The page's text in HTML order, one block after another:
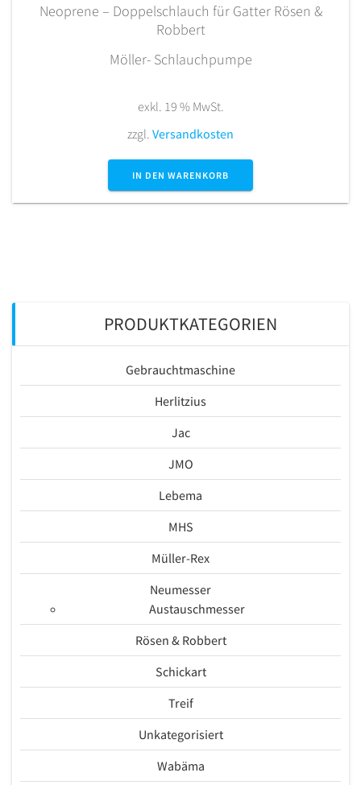
Neoprene – Doppelschlauch für Gatter Rösen &
Robbert
Möller- Schlauchpumpe
exkl. 19 % MwSt.
zzgl. Versandkosten
IN DEN WARENKORB
PRODUKTKATEGORIEN
Gebrauchtmaschine
Herlitzius
Jac
JMO
Lebema
MHS
Müller-Rex
Neumesser
Austauschmesser
Rösen & Robbert
Schickart
Treif
Unkategorisiert
Wabäma